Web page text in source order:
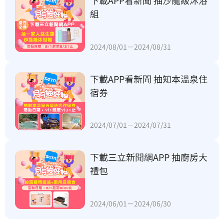
組
2024/08/01－2024/08/31
下載APP看新聞 抽知本溫泉住
宿券
2024/07/01－2024/07/31
下載三立新聞網APP 抽廚房大
禮包
2024/06/01－2024/06/30